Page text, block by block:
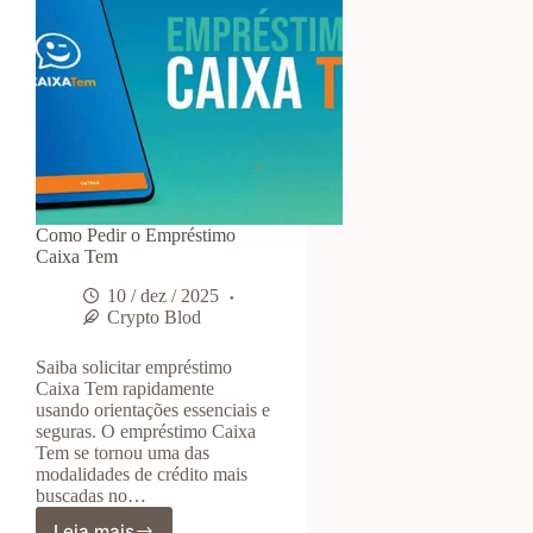
Como Pedir o Empréstimo
Caixa Tem
10 / dez / 2025
Crypto Blod
Saiba solicitar empréstimo
Caixa Tem rapidamente
usando orientações essenciais e
seguras. O empréstimo Caixa
Tem se tornou uma das
modalidades de crédito mais
buscadas no…